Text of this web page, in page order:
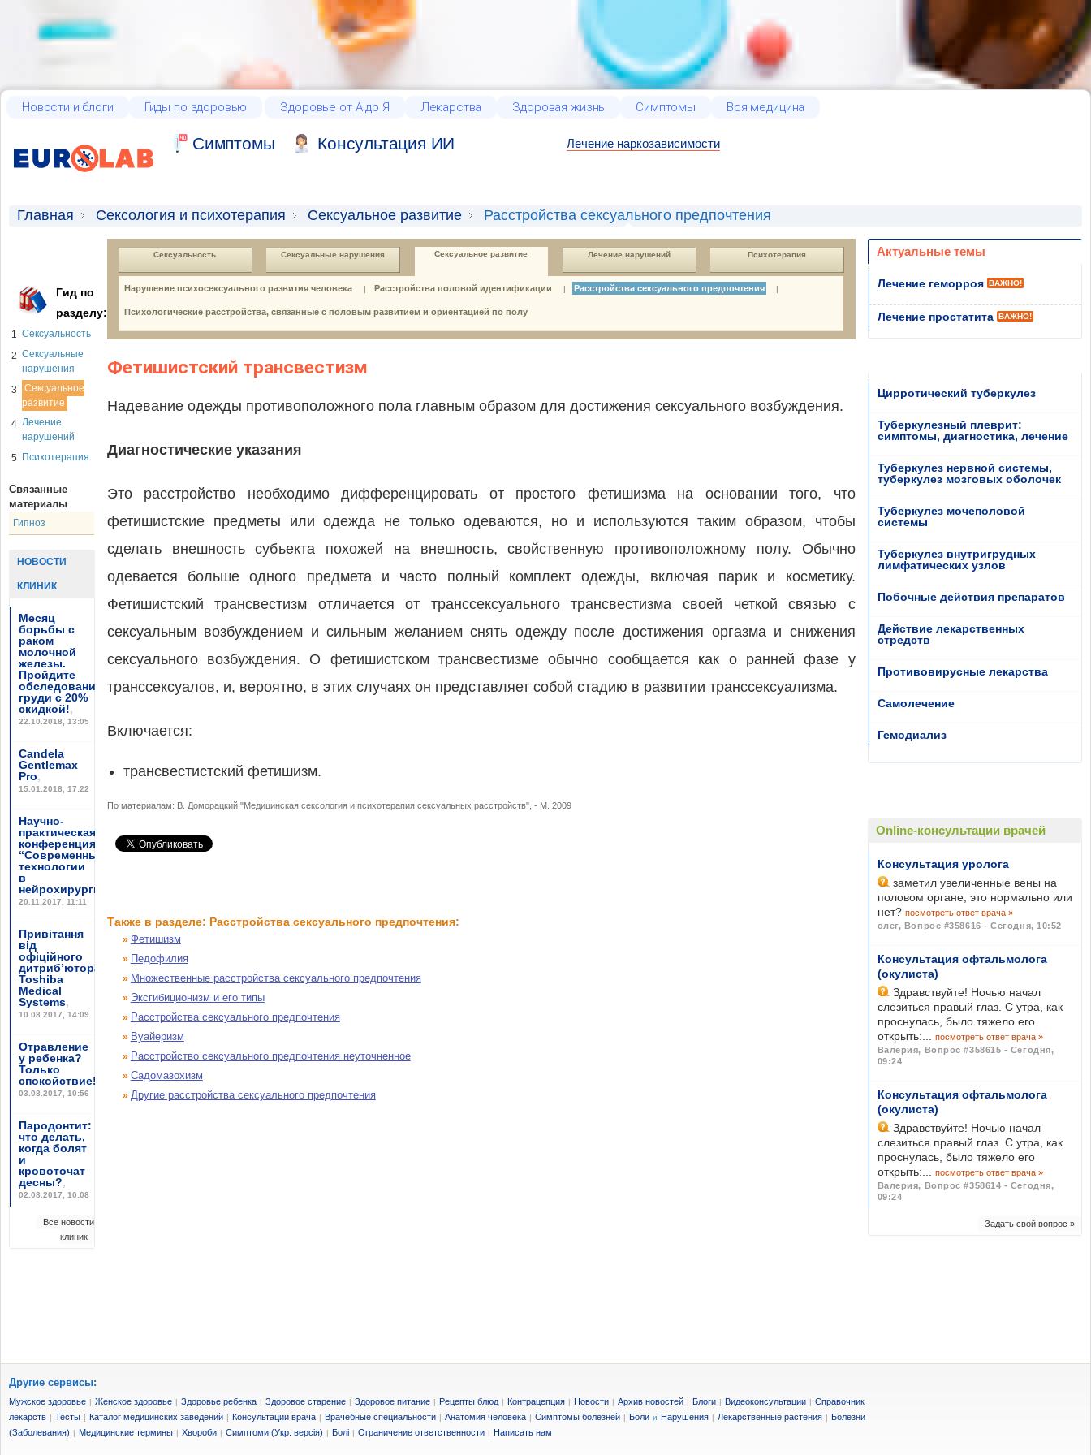
Новости и блоги Гиды по здоровью Здоровье от А до Я Лекарства Здоровая жизнь Симптомы Вся медицина
Cимптомы Консультация ИИ Лечение наркозависимости
Главная Сексология и психотерапия Сексуальное развитие Расстройства сексуального предпочтения
Гид по
разделу:
1 Сексуальность
2 Cексуальные
нарушения
3
Сексуальное
развитие
4 Лечение
нарушений
5
Психотерапия
Связанные
материалы
Гипноз
НОВОСТИ
КЛИНИК
Месяц
борьбы с
раком
молочной
железы.
Пройдите
обследование
груди с 20%
скидкой!,
22.10.2018, 13:05
Candela
Gentlemax
Pro,
15.01.2018, 17:22
Научно-
практическая
конференция
“Современные
технологии
в
нейрохирургии”
20.11.2017, 11:11
Привітання
від
офіційного
дитриб’ютора
Toshiba
Medical
Systems,
10.08.2017, 14:09
Отравление
у ребенка?
Только
спокойствие!
03.08.2017, 10:56
Пародонтит:
что делать,
когда болят
и
кровоточат
десны?,
02.08.2017, 10:08
Все новости
клиник
Сексуальность Cексуальные нарушения Сексуальное развитие Лечение нарушений Психотерапия
Нарушение психосексуального развития человека | Расстройства половой идентификации | Расстройства сексуального предпочтения |
Психологические расстройства, связанные с половым развитием и ориентацией по полу
Фетишистский трансвестизм
Надевание одежды противоположного пола главным образом для достижения сексуального возбуждения.
Диагностические указания
Это расстройство необходимо дифференцировать от простого фетишизма на основании того, что
фетишистские предметы или одежда не только одеваются, но и используются таким образом, чтобы
сделать внешность субъекта похожей на внешность, свойственную противоположному полу. Обычно
одевается больше одного предмета и часто полный комплект одежды, включая парик и косметику.
Фетишистский трансвестизм отличается от транссексуального трансвестизма своей четкой связью с
сексуальным возбуждением и сильным желанием снять одежду после достижения оргазма и снижения
сексуального возбуждения. О фетишистском трансвестизме обычно сообщается как о ранней фазе у
транссексуалов, и, вероятно, в этих случаях он представляет собой стадию в развитии транссексуализма.
Включается:
трансвестистский фетишизм.
По материалам: В. Доморацкий "Медицинская сексология и психотерапия сексуальных расстройств", - М. 2009
Также в разделе: Расстройства сексуального предпочтения:
» Фетишизм
» Педофилия
» Множественные расстройства сексуального предпочтения
» Эксгибиционизм и его типы
» Расстройства сексуального предпочтения
» Вуайеризм
» Расстройство сексуального предпочтения неуточненное
» Садомазохизм
» Другие расстройства сексуального предпочтения
Актуальные темы
Лечение геморроя ВАЖНО!
Лечение простатита ВАЖНО!
Цирротический туберкулез
Туберкулезный плеврит:
симптомы, диагностика, лечение
Туберкулез нервной системы,
туберкулез мозговых оболочек
Туберкулез мочеполовой
системы
Туберкулез внутригрудных
лимфатических узлов
Побочные действия препаратов
Действие лекарственных
стредств
Противовирусные лекарства
Самолечение
Гемодиализ
Online-консультации врачей
Консультация уролога
заметил увеличенные вены на
половом органе, это нормально или
нет? посмотреть ответ врача »
олег, Вопрос #358616 - Сегодня, 10:52
Консультация офтальмолога
(окулиста)
Здравствуйте! Ночью начал
слезиться правый глаз. С утра, как
проснулась, было тяжело его
открыть:...
посмотреть ответ врача »
Валерия, Вопрос #358615 - Сегодня,
09:24
Консультация офтальмолога
(окулиста)
Здравствуйте! Ночью начал
слезиться правый глаз. С утра, как
проснулась, было тяжело его
открыть:...
посмотреть ответ врача »
Валерия, Вопрос #358614 - Сегодня,
09:24
Задать свой вопрос »
Другие сервисы:
Мужское здоровье | Женское здоровье | Здоровье ребенка | Здоровое старение | Здоровое питание | Рецепты блюд | Контрацепция | Новости | Архив новостей | Блоги | Видеоконсультации | Справочник
лекарств | Тесты | Каталог медицинских заведений | Консультации врача | Врачебные специальности | Анатомия человека | Симптомы болезней | Боли и Нарушения | Лекарственные растения | Болезни
(Заболевания) | Медицинские термины | Хвороби | Симптоми (Укр. версія) | Болі | Ограничение ответственности | Написать нам